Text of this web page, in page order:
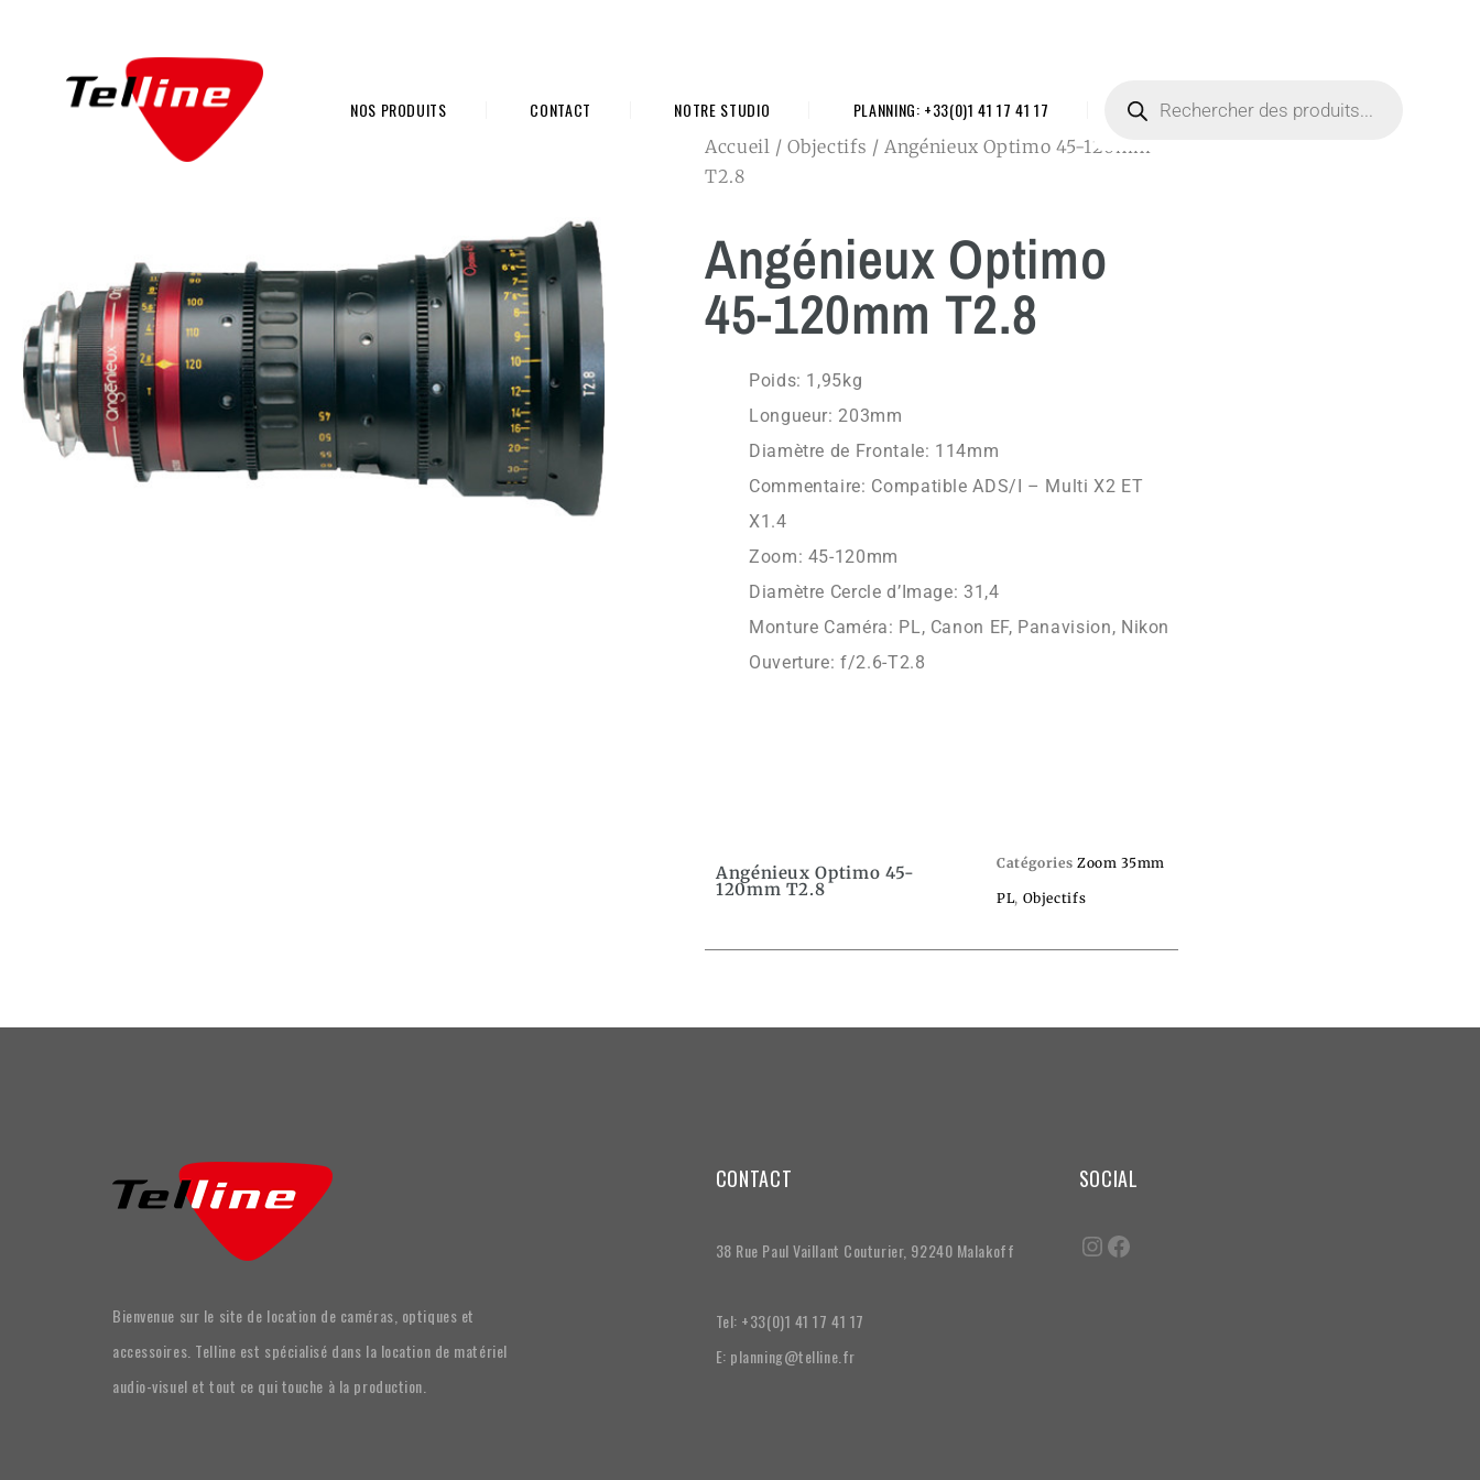
NOS PRODUITS CONTACT NOTRE STUDIO PLANNING: +33(0)1 41 17 41 17
Accueil /Objectifs / Angénieux Optimo 45-120mm
T2.8
Angénieux Optimo
45-120mm T2.8
Poids: 1,95kg
Longueur: 203mm
Diamètre de Frontale: 114mm
Commentaire: Compatible ADS/I – Multi X2 ET
X1.4
Zoom: 45-120mm
Diamètre Cercle d’Image: 31,4
Monture Caméra: PL, Canon EF, Panavision, Nikon
Ouverture: f/2.6-T2.8
Angénieux Optimo 45-
120mm T2.8
Catégories Zoom 35mm
PL, Objectifs
Bienvenue sur le site de location de caméras, optiques et
accessoires. Telline est spécialisé dans la location de matériel
audio-visuel et tout ce qui touche à la production.
CONTACT
38 Rue Paul Vaillant Couturier, 92240 Malakoff
Tel: +33(0)1 41 17 41 17
E: planning@telline.fr
SOCIAL